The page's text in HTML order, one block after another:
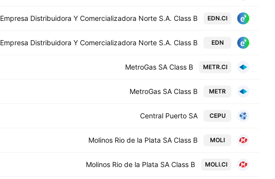
EDN.CI
Empresa Distribuidora Y Comercializadora Norte S.A. Class B
EDN
Empresa Distribuidora Y Comercializadora Norte S.A. Class B
METR.CI
MetroGas SA Class B
METR
MetroGas SA Class B
CEPU
Central Puerto SA
MOLI
Molinos Rio de la Plata SA Class B
MOLI.CI
Molinos Rio de la Plata SA Class B